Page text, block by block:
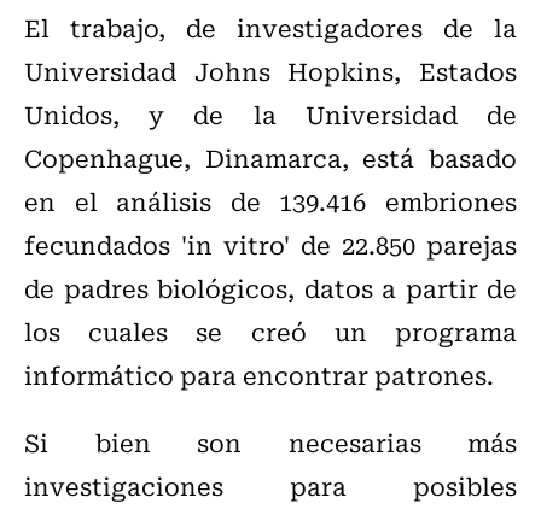
El trabajo, de investigadores de la
Universidad Johns Hopkins, Estados
Unidos, y de la Universidad de
Copenhague, Dinamarca, está basado
en el análisis de 139.416 embriones
fecundados 'in vitro' de 22.850 parejas
de padres biológicos, datos a partir de
los cuales se creó un programa
informático para encontrar patrones.
Si bien son necesarias más
investigaciones para posibles